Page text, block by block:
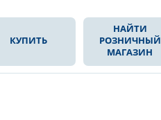
КУПИТЬ
НАЙТИ
РОЗНИЧНЫЙ
МАГАЗИН